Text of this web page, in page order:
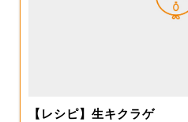
【レシピ】生キクラゲ